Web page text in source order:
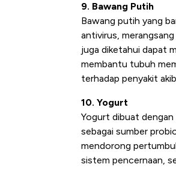
9. Bawang Putih
Bawang putih yang
antivirus,
juga diketahui dapat
membantu tubuh
terhadap penyakit
10. Yogurt
Yogurt dibuat
sebagai sumber
mendorong
sistem pencernaan,